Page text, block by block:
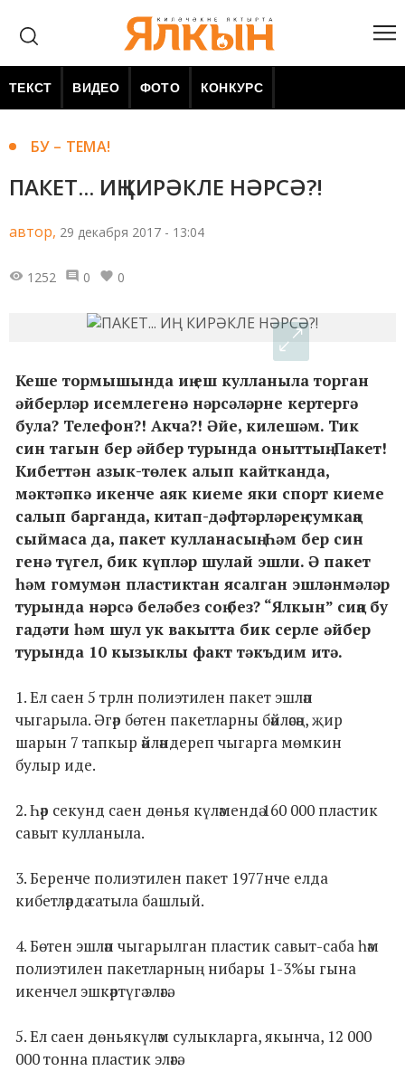
ТЕКСТ ВИДЕО ФОТО КОНКУРС
БУ – ТЕМА!
ПАКЕТ... ИҢ КИРӘКЛЕ НӘРСӘ?!
автор, 29 декабря 2017 - 13:04
1252 0 0
Кеше тормышында иң еш кулланыла торган
әйберләр исемлегенә нәрсәләрне кертергә
була? Телефон?! Акча?! Әйе, килешәм. Тик
син тагын бер әйбер турында оныттың. Пакет!
Кибеттән азык-төлек алып кайтканда,
мәктәпкә икенче аяк киеме яки спорт киеме
салып барганда, китап-дәфтәрләрең сумкаңа
сыймаса да, пакет кулланасың. Һәм бер син
генә түгел, бик күпләр шулай эшли. Ә пакет
һәм гомумән пластиктан ясалган эшләнмәләр
турында нәрсә беләбез соң без? “Ялкын” сиңа бу
гадәти һәм шул ук вакытта бик серле әйбер
турында 10 кызыклы факт тәкъдим итә.
1. Ел саен 5 трлн полиэтилен пакет эшләп
чыгарыла. Әгәр бөтен пакетларны бәйләсәң, җир
шарын 7 тапкыр әйләндереп чыгарга мөмкин
булыр иде.
2. Һәр секунд саен дөнья күләмендә 160 000 пластик
савыт кулланыла.
3. Беренче полиэтилен пакет 1977нче елда
кибетләрдә сатыла башлый.
4. Бөтен эшләп чыгарылган пластик савыт-саба һәм
полиэтилен пакетларның нибары 1-3%ы гына
икенчел эшкәртүгә эләгә.
5. Ел саен дөньякүләм сулыкларга, якынча, 12 000
000 тонна пластик эләгә.